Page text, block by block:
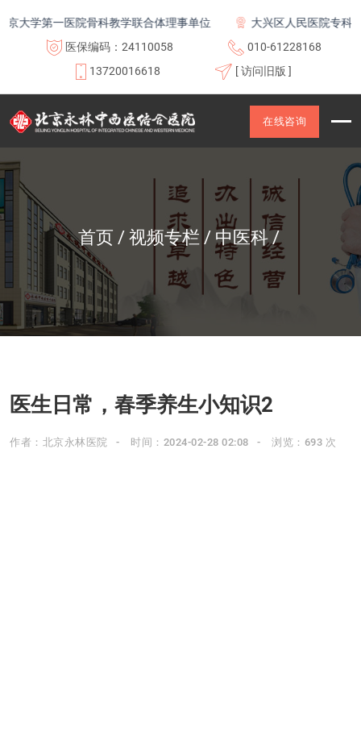
大学第一医院骨科教学联合体理事单位
大兴区人民医院专科联
医保编码：24110058
010-61228168
13720016618
[ 访问旧版 ]
在线咨询
首页 视频专栏 中医科
医生日常，春季养生小知识2
作者：北京永林医院 时间：2024-02-28 02:08 浏览：693 次